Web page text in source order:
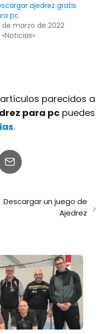
ajedrez gratis
pc
de marzo de 2022
«Noticias»
parecidos a
para pc puedes
.
Descargar un juego de
Ajedrez